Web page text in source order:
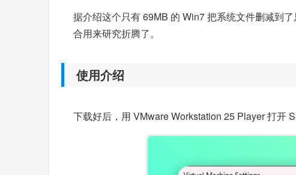
据介绍这个只有 69MB 的 Win7 把系统文件删减到
合用来研究折腾了。
使用介绍
下载好后，用 VMware Workstation 25 Player 打开